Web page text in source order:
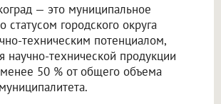
— это муниципальное
статусом городского округа
техническим потенциалом,
научно-технической продукции
менее 50 % от общего объема